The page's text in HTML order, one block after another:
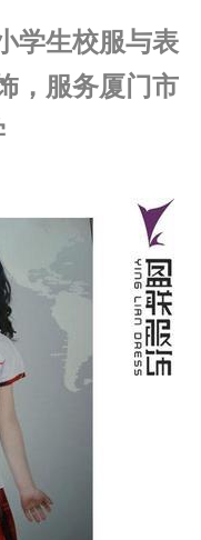
学生校服与表
，服务厦门市